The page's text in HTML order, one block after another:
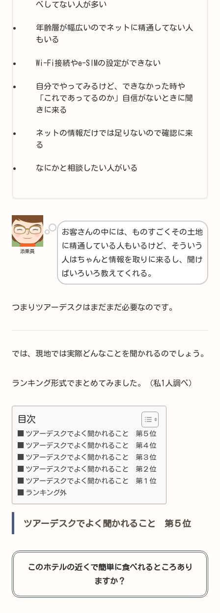
べしてない人が多い
年齢層が幅広いのでネットに精通してない人
もいる
Wi-Fi接続やe-SIMの設定ができない
自分でやってみるけど、できなかった時や
「これであってるのか」自信がないときに聞
きに来る
ネットの情報だけでは足りないので確認に来
る
なにかと相談したい人がいる
添乗員
お客さんの中には、ものすごくその土地
に精通している人もいるけど、そういう
人はちゃんと情報を取りに来るし、聞け
ばいろいろ教えてくれる。
つまりツアーデスクはまだまだ必要なのです。
では、現地では実際どんなことを聞かれるのでしょう。
ランキング形式でまとめてみました。（私1人調べ）
目次
ツアーデスクでよく聞かれること 第５位
ツアーデスクでよく聞かれること 第４位
ツアーデスクでよく聞かれること 第３位
ツアーデスクでよく聞かれること 第２位
ツアーデスクでよく聞かれること 第１位
ランキング外
ツアーデスクでよく聞かれること 第５位
このホテルの近くで簡単に食べれるところあり
ますか？